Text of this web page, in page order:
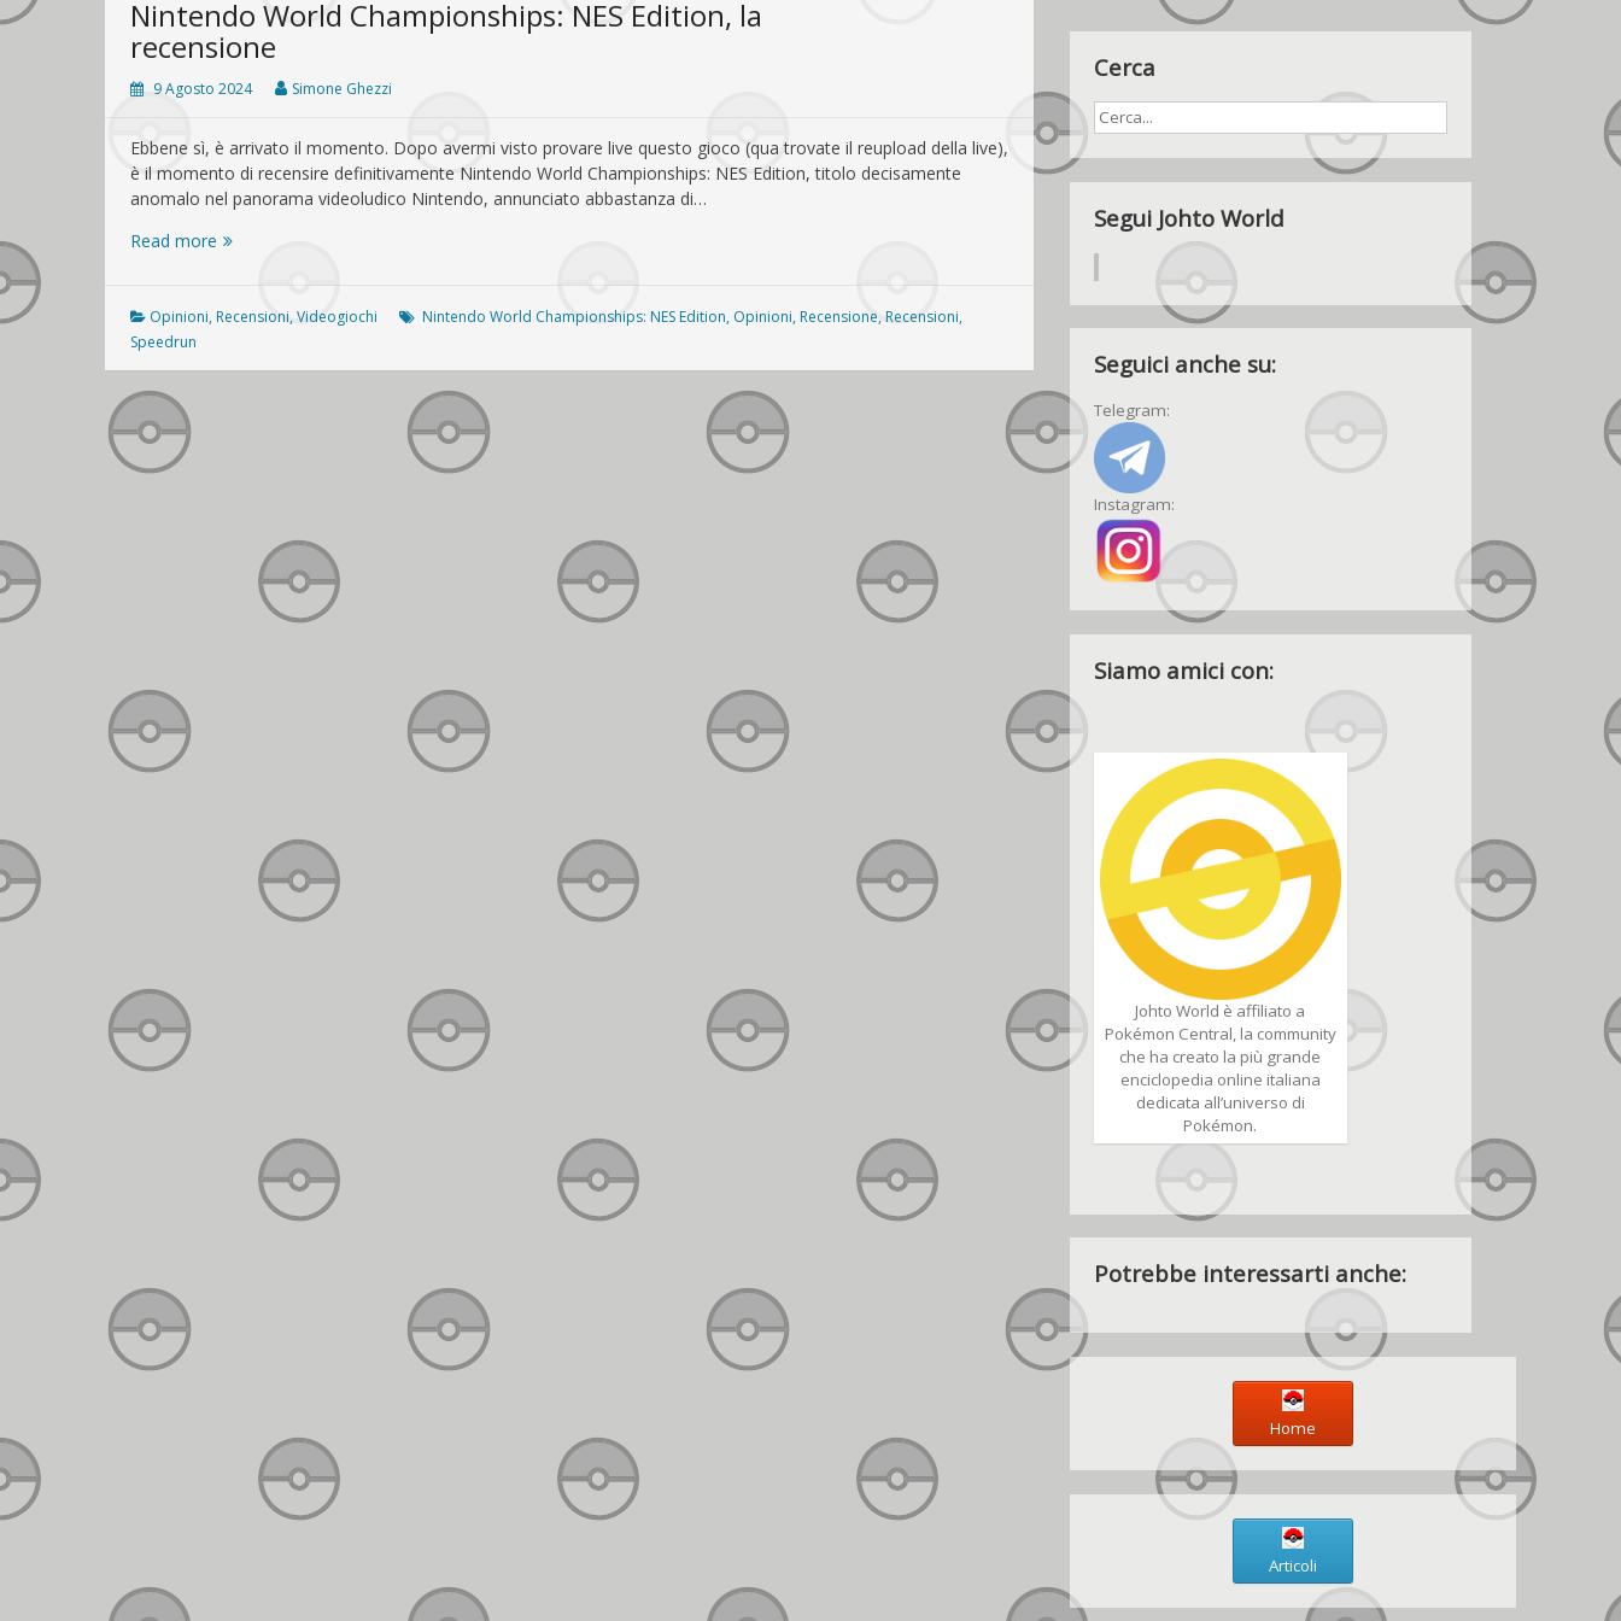
Nintendo World Championships: NES Edition, la
recensione
9 Agosto 2024 Simone Ghezzi
Ebbene sì, è arrivato il momento. Dopo avermi visto provare live questo gioco (qua trovate il reupload della live),
è il momento di recensire definitivamente Nintendo World Championships: NES Edition, titolo decisamente
anomalo nel panorama videoludico Nintendo, annunciato abbastanza di…
Read more Nintendo
Championships:
NES
la
Opinioni, Recensioni,Videogiochi Nintendo World Championships: NES Edition, Opinioni, Recensione,Recensioni,
Speedrun
Cerca
Segui Johto World
Seguici anche su:
Telegram:
Instagram:
Siamo amici con:
Johto World è affiliato a
Pokémon Central, la community
che ha creato la più grande
enciclopedia online italiana
dedicata all’universo di
Pokémon.
Potrebbe interessarti anche:
Home
Articoli